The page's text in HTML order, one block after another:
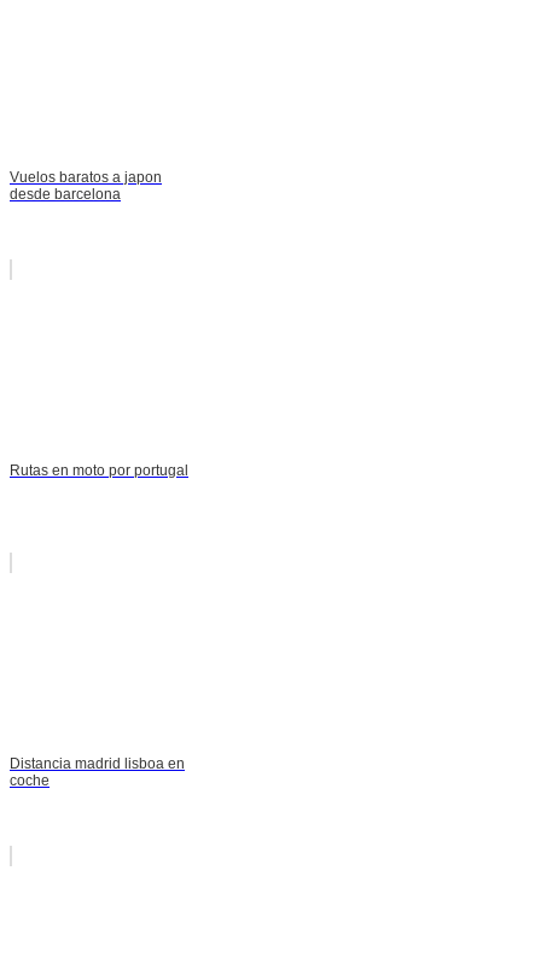
Vuelos baratos a japon
desde barcelona
Rutas en moto por portugal
Distancia madrid lisboa en
coche